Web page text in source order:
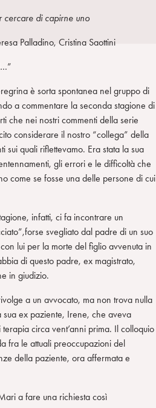
cercare di capirne uno
Palladino, Cristina Saottini
è sorta spontanea nel gruppo di
a commentare la seconda stagione di
che nei nostri commenti della serie
considerare il nostro “collega” della
sui quali riflettevamo. Era stata la sua
gli errori e le difficoltà che
come se fosse una delle persone di cui
infatti, ci fa incontrare un
svegliato dal padre di un suo
lui per la morte del figlio avvenuta in
di questo padre, ex magistrato,
in giudizio.
a un avvocato, ma non trova nulla
ex paziente, Irene, che aveva
circa vent’anni prima. Il colloquio
fra le attuali preoccupazioni del
della paziente, ora affermata e
a fare una richiesta così